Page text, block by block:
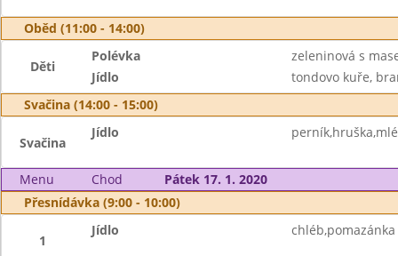
Oběd (11:00 - 14:00)
Děti
Polévka
zeleninová s
Jídlo
tondovo kuře,
Svačina (14:00 - 15:00)
Svačina
Jídlo
Menu Chod
Pátek 17. 1. 2020
Přesnídávka (9:00 - 10:00)
1
Jídlo